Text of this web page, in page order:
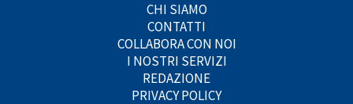
CHI SIAMO
CONTATTI
COLLABORA CON NOI
I NOSTRI SERVIZI
REDAZIONE
PRIVACY POLICY